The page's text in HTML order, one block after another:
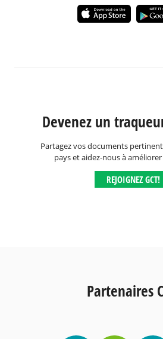
Devenez un
Partagez vos documents
pays et aidez-nous à
REJOIGNEZ GCT!
Partenaires